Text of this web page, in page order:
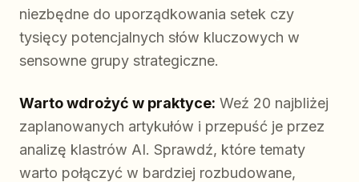
niezbędne do uporządkowania setek czy
tysięcy potencjalnych słów kluczowych w
sensowne grupy strategiczne.
Warto wdrożyć w praktyce: Weź 20 najbliżej
zaplanowanych artykułów i przepuść je przez
analizę klastrów AI. Sprawdź, które tematy
warto połączyć w bardziej rozbudowane,